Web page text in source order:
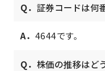
Q． 証券コードは何
A． 4644です。
Q． 株価の推移はど